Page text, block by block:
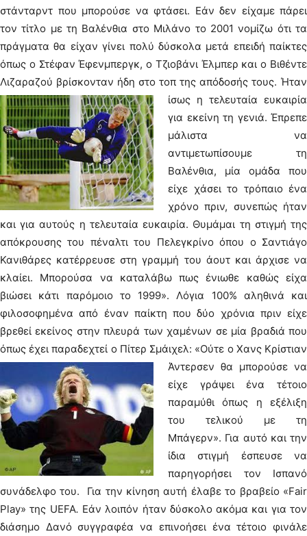
στάνταρντ που μπορούσε να φτάσει. Εάν δεν είχαμε πάρει
τον τίτλο με τη Βαλένθια στο Μιλάνο το 2001 νομίζω ότι τα
πράγματα θα είχαν γίνει πολύ δύσκολα μετά επειδή παίκτες
όπως ο Στέφαν Έφενμπεργκ, ο Τζιοβάνι Έλμπερ και ο Βιθέντε
Λιζαραζού βρίσκονταν ήδη στο τοπ της απόδοσής τους. Ήταν
ίσως η τελευταία ευκαιρία
για εκείνη τη γενιά. Έπρεπε
μάλιστα να
αντιμετωπίσουμε τη
Βαλένθια, μία ομάδα που
είχε χάσει το τρόπαιο ένα
χρόνο πριν, συνεπώς ήταν
και για αυτούς η τελευταία ευκαιρία. Θυμάμαι τη στιγμή της
απόκρουσης του πέναλτι του Πελεγκρίνο όπου ο Σαντιάγο
Κανιθάρες κατέρρευσε στη γραμμή του άουτ και άρχισε να
κλαίει. Μπορούσα να καταλάβω πως ένιωθε καθώς είχα
βιώσει κάτι παρόμοιο το 1999». Λόγια 100% αληθινά και
φιλοσοφημένα από έναν παίκτη που δύο χρόνια πριν είχε
βρεθεί εκείνος στην πλευρά των χαμένων σε μία βραδιά που
όπως έχει παραδεχτεί ο Πίτερ Σμάιχελ: «Ούτε ο Χανς Κρίστιαν
Άντερσεν θα μπορούσε να
είχε γράψει ένα τέτοιο
παραμύθι όπως η εξέλιξη
του τελικού με τη
Μπάγερν». Για αυτό και την
ίδια στιγμή έσπευσε να
παρηγορήσει τον Ισπανό
συνάδελφο του.
Για την κίνηση αυτή έλαβε το βραβείο «Fair
Play» της UEFA. Εάν λοιπόν ήταν δύσκολο ακόμα και για τον
διάσημο Δανό συγγραφέα να επινοήσει ένα τέτοιο φινάλε